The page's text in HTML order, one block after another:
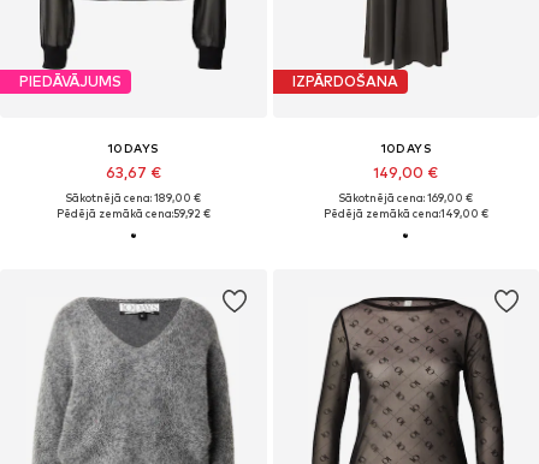
PIEDĀVĀJUMS
10DAYS
63,67 €
Sākotnējā cena: 189,00 €
Pēdējā zemākā cena:59,92 €
IZPĀRDOŠANA
10DAYS
149,00 €
Sākotnējā cena: 169,00 €
Pēdējā zemākā cena:149,00 €